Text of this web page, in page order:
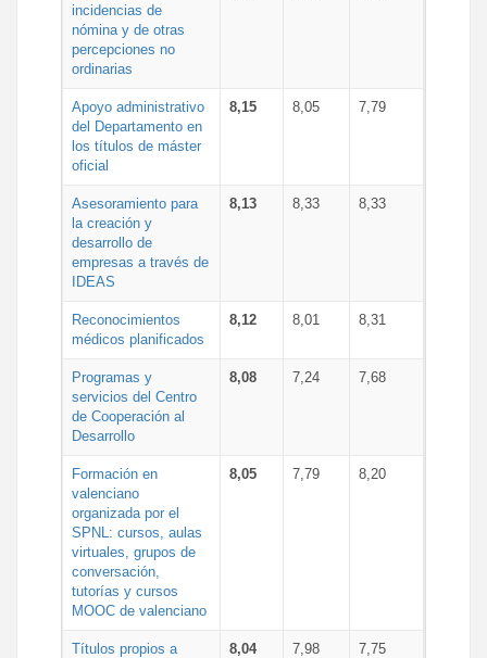
incidencias de
nómina y de otras
percepciones no
ordinarias
Apoyo administrativo
del Departamento en
los títulos de máster
oficial
8,15 8,05 7,79
Asesoramiento para
la creación y
desarrollo de
empresas a través de
IDEAS
8,13 8,33 8,33
Reconocimientos
médicos planificados
8,12 8,01 8,31
Programas y
servicios del Centro
de Cooperación al
Desarrollo
8,08 7,24 7,68
Formación en
valenciano
organizada por el
SPNL: cursos, aulas
virtuales, grupos de
conversación,
tutorías y cursos
MOOC de valenciano
8,05 7,79 8,20
Títulos propios a
8,04 7,98 7,75